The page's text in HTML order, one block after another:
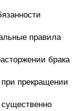
правила
брака
прекращении